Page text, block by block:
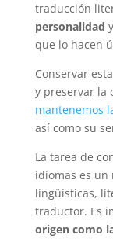
traducción
personalidad
que lo hacen
Conservar
y preservar la
mantenemos
así como su
La tarea de
idiomas es
lingüísticas,
traductor. Es
origen como